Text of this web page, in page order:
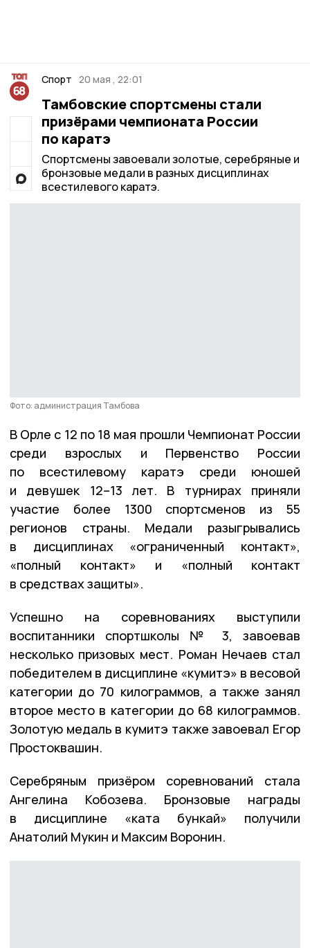
Спорт 20 мая , 22:01
Тамбовские спортсмены стали
призёрами чемпионата России
по каратэ
Спортсмены завоевали золотые, серебряные и
бронзовые медали в разных дисциплинах
всестилевого каратэ.
Фото: администрация Тамбова
В Орле с 12 по 18 мая прошли Чемпионат России
среди взрослых и Первенство России
по всестилевому каратэ среди юношей
и девушек 12–13 лет. В турнирах приняли
участие более 1300 спортсменов из 55
регионов страны. Медали разыгрывались
в дисциплинах «ограниченный контакт»,
«полный контакт» и «полный контакт
в средствах защиты».
Успешно на соревнованиях выступили
воспитанники спортшколы № 3, завоевав
несколько призовых мест. Роман Нечаев стал
победителем в дисциплине «кумитэ» в весовой
категории до 70 килограммов, а также занял
второе место в категории до 68 килограммов.
Золотую медаль в кумитэ также завоевал Егор
Простоквашин.
Серебряным призёром соревнований стала
Ангелина Кобозева. Бронзовые награды
в дисциплине «ката бункай» получили
Анатолий Мукин и Максим Воронин.